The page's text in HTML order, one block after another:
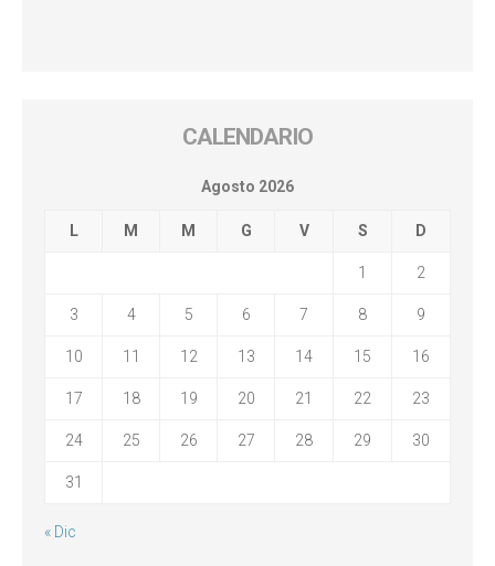
CALENDARIO
Agosto 2026
L M M G V S D
1 2
3 4 5 6 7 8 9
10 11 12 13 14 15 16
17 18 19 20 21 22 23
24 25 26 27 28 29 30
31
« Dic